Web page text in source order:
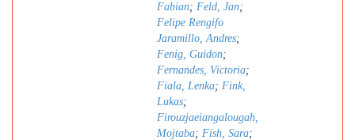
Fabian; Feld, Jan;
Felipe Rengifo
Jaramillo, Andres;
Fenig, Guidon;
Fernandes, Victoria;
Fiala, Lenka; Fink,
Lukas;
Firouzjaeiangalougah,
Mojtaba; Fish, Sara;